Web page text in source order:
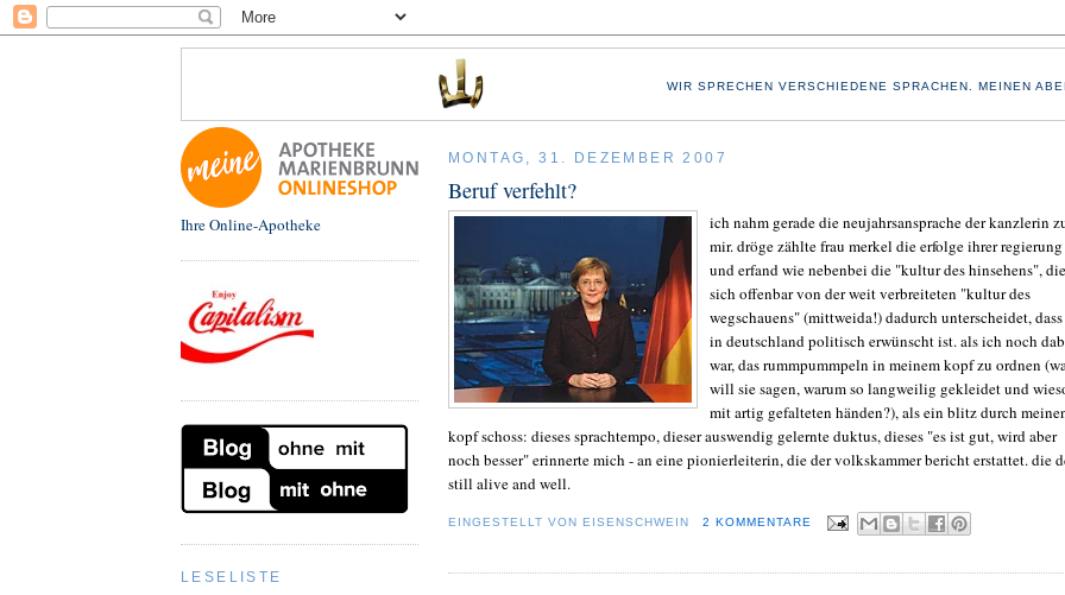
WIR SPRECHEN VERSCHIEDENE SPRACHEN. MEINEN
Ihre Online-Apotheke
LESELISTE
MONTAG, 31. DEZEMBER 2007
Beruf verfehlt?
ich nahm gerade die neujahrsansprache der kanzlerin
mir. dröge zählte frau merkel die erfolge ihrer
und erfand wie nebenbei die "kultur des hinsehens", die
sich offenbar von der weit verbreiteten "kultur des
wegschauens" (mittweida!) dadurch unterscheidet,
in deutschland politisch erwünscht ist. als ich noch
war, das rummpummpeln in meinem kopf zu ordnen
will sie sagen, warum so langweilig gekleidet und
mit artig gefalteten händen?), als ein blitz durch
kopf schoss: dieses sprachtempo, dieser auswendig gelernte duktus, dieses "es ist gut, wird aber
noch besser" erinnerte mich - an eine pionierleiterin, die der volkskammer bericht erstattet. die
still alive and well.
EINGESTELLT VON EISENSCHWEIN 2 KOMMENTARE